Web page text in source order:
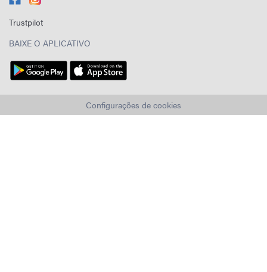
Trustpilot
BAIXE O APLICATIVO
Configurações de cookies